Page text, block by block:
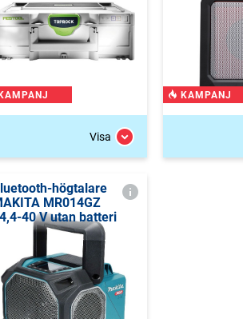
Visa
KAMPANJ
högtalare
MR014GZ
40 V utan batteri